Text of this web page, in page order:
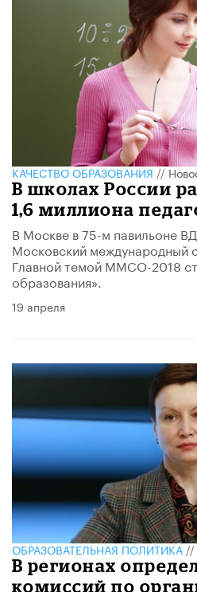
КАЧЕСТВО ОБРАЗОВАНИЯ//
В школах России
1,6 миллиона
В Москве в 75-м павильоне
Московский международный
Главной темой ММСО-2018
образования».
19 апреля
ОБРАЗОВАТЕЛЬНАЯ ПОЛИТИКА//
В регионах
комиссий по